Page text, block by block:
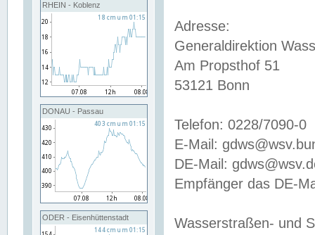
RHEIN - Koblenz
DONAU - Passau
ODER - Eisenhüttenstadt
Adresse:
Generaldirektion
Am Propsthof 51
53121 Bonn
Telefon: 0228/7090-0
E-Mail:
DE-Mail:
Empfänger das DE-
Wasserstraßen- und